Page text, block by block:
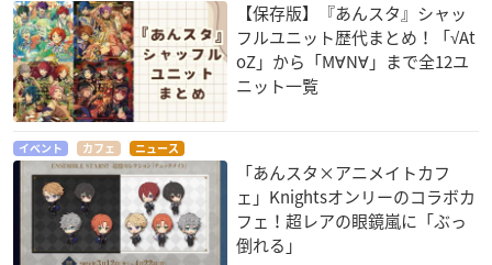
【保存版】『あんスタ』シャッ
フルユニット歴代まとめ！「√At
oZ」から「M∀N∀」まで全12ユ
ニット一覧
イベント カフェ ニュース
「あんスタ×アニメイトカフ
ェ」Knightsオンリーのコラボカ
フェ！超レアの眼鏡嵐に「ぶっ
倒れる」